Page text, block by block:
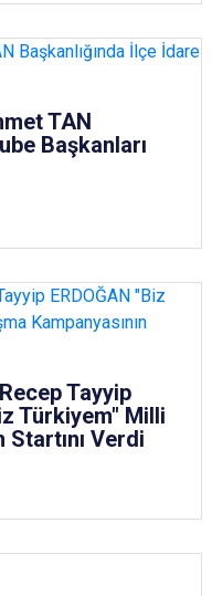
TAN
Başkanları
Tayyip
Türkiyem" Milli
Startını Verdi